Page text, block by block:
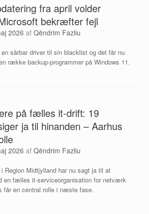
fra april volder
bekræfter fejl
2026 af Qëndrim Fazliu
sårbar driver til sin blacklist og det får nu
række backup-programmer på Windows 11.
på fælles it-drift: 19
ja til hinanden – Aarhus
2026 af Qëndrim Fazliu
Region Midtjylland har nu sagt ja til at
en fælles it-serviceorganisation for netværk
får en central rolle i næste fase.